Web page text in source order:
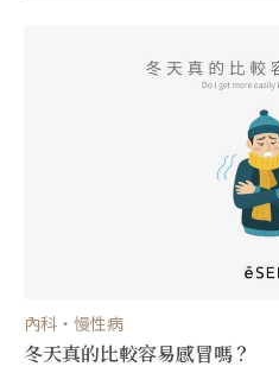
內科・慢性病
冬天真的比較容易感冒嗎？